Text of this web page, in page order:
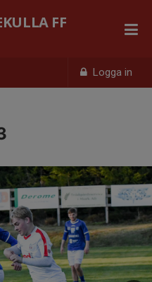
Logga in
FF